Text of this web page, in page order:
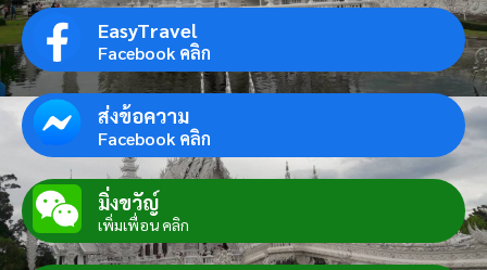
EasyTravel
Facebook คลิก
ส่งข้อความ
Facebook คลิก
มิ่งขวัญ์
เพิ่มเพื่อน คลิก